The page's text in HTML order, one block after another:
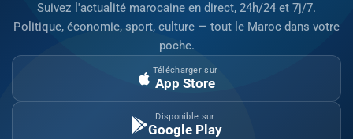
Suivez l'actualité marocaine en direct, 24h/24 et 7j/7.
Politique, économie, sport, culture — tout le Maroc dans votre
poche.
Télécharger sur
App Store
Disponible sur
Google Play